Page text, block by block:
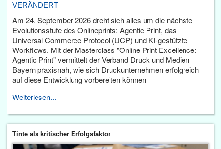
VERÄNDERT
Am 24. September 2026 dreht sich alles um die nächste
Evolutionsstufe des Onlineprints: Agentic Print, das
Universal Commerce Protocol (UCP) und KI-gestützte
Workflows. Mit der Masterclass "Online Print Excellence:
Agentic Print" vermittelt der Verband Druck und Medien
Bayern praxisnah, wie sich Druckunternehmen erfolgreich
auf diese Entwicklung vorbereiten können.
Weiterlesen...
Tinte als kritischer Erfolgsfaktor